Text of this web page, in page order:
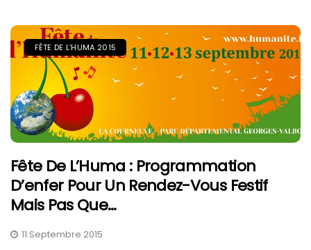
FÊTE DE L’HUMA 2015
Fête De L’Huma : Programmation
D’enfer Pour Un Rendez-Vous Festif
Mais Pas Que…
11 Septembre 2015